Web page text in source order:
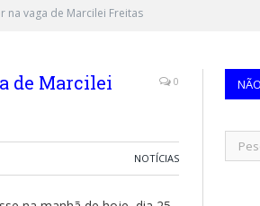
na vaga de Marcilei Freitas
de Marcilei
0
NOTÍCIAS